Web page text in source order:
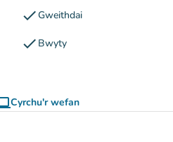
checkGweithdai
check Bwyty
Cyrchu'r wefan
(tab newydd)